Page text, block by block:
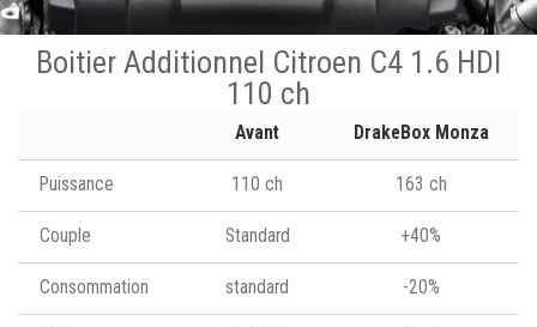
Boitier Additionnel Citroen C4 1.6 HDI
110 ch
Avant DrakeBox Monza
Puissance 110 ch 163 ch
Couple Standard +40%
Consommation standard -20%